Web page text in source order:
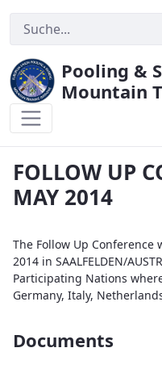
Pooling &
Mountain
FOLLOW UP
MAY 2014
The Follow Up Conference
2014 in SAALFELDEN/
Participating Nations
Germany, Italy,
Documents